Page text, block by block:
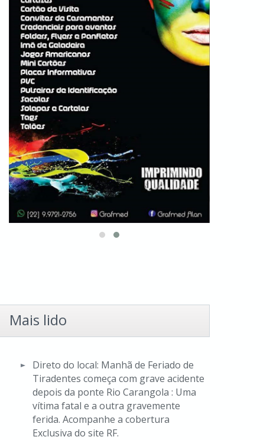
Mais lido
Direto do local: Manhã de Feriado de
Tiradentes começa com grave acidente
depois da ponte Rio Carangola : Uma
vítima fatal e a outra gravemente
ferida. Acompanhe a cobertura
Exclusiva do site RF.